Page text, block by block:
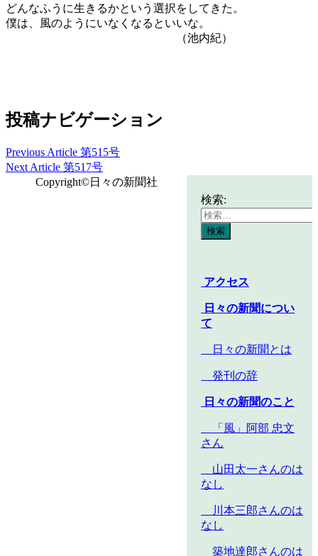
どんなふうに生きるかという選択をしてきた。
僕は、風のようにいなくなるといいな。
（池内紀）
投稿ナビゲーション
Previous Article 第515号
Next Article 第517号
検索:
アクセス
日々の新聞につい
て
日々の新聞とは
発刊の辞
日々の新聞のこと
「風」阿部 忠文
さん
山田太一さんのは
なし
川本三郎さんのは
なし
築地達郎さんのは
Copyright©日々の新聞社